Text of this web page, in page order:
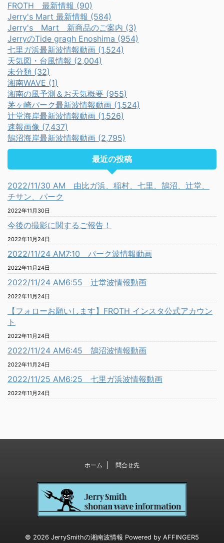
FROTH 最新情報 (90)
Jerry's Mart 最新情報 (584)
Jerry's Mart 新商品のご案内 (3)
JerryのTide gragh Enoshima (954)
七里ガ浜最新波情報動画 (1,524)
天気図・台風情報 (2,004)
未分類 (32)
湘南WAVE (1)
湘南の風予測＆お天気概要 (955)
茅ヶ崎パーク最新波情報動画 (1,524)
辻堂海岸最新波情報動画 (1,526)
速報画像 (7,437)
鵠沼海岸最新波情報動画 (2,795)
最近の投稿
2022/11/30 AM 由比ガ浜、稲村、七里、鵠沼、辻堂、
チサン、パーク
2022年11月30日
今後の撮影に関するご報告！
2022年11月24日
2022/11/24 AM7:10 パーク波情報動画
2022年11月24日
2022/11/24 AM6:55 辻堂波情報動画
2022年11月24日
【フォローお願いします】FROTH インスタ公式アカウン
ト
2022年11月24日
2022/11/24 AM6:45 鵠沼波情報動画
2022年11月24日
2022/11/25 AM6:25 七里ガ浜波情報動画
2022年11月24日
ホーム 問合せ先
© 2026 JerrySmithの湘南波情報 Powered by AFFINGER5